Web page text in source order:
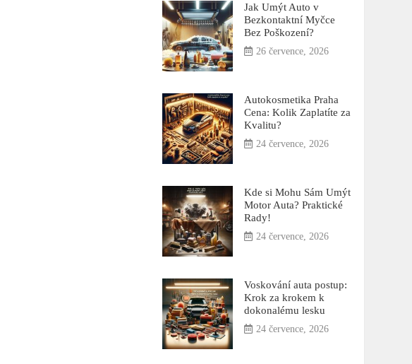
Jak Umýt Auto v
Bezkontaktní Myčce
Bez Poškození?
26 července, 2026
Autokosmetika Praha
Cena: Kolik Zaplatíte za
Kvalitu?
24 července, 2026
Kde si Mohu Sám Umýt
Motor Auta? Praktické
Rady!
24 července, 2026
Voskování auta postup:
Krok za krokem k
dokonalému lesku
24 července, 2026